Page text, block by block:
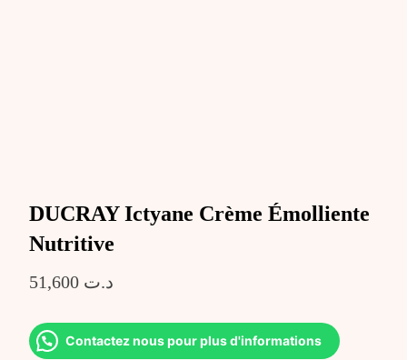
DUCRAY Ictyane Crème Émolliente
Nutritive
د.ت 51,600
Contactez nous pour plus d'informations